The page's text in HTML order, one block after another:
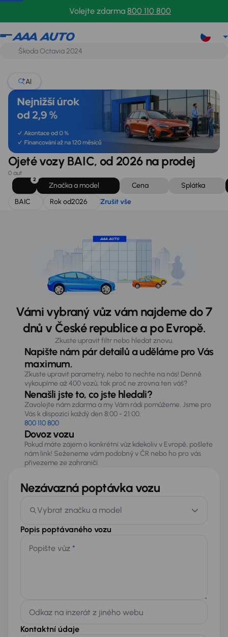
Volejte zdarma 800 110 800
BAIC
AI
Ojeté vozy BAIC, od 2026 na prodej
0 aut
2
Značka a model Cena
Splátka
BAIC
Rok od2026 Zrušit vše
Vámi vybraný vůz vám najdeme do 7
dnů v České republice a po Evropě.
Zkuste upravit filtr nebo hledat znovu.
Napište nám pár detailů a uděláme pro Vás
maximum.
Zkuste upravit parametry, nebo to nechte na nás! Denně
vykoupíme až 400 vozů, tak proč ne zrovna ten váš?
Nenašli jste to, co jste hledali?
Zavolejte nám zdarma a my Vám rádi pomůžeme. Jsme pro
Vás k dispozici každý den 8:00 - 21:00.
800 110 800
Dovoz vozu
Pokud máte zájem o konkrétní vůz kdekoliv v Evropě, pošlete
nám link! Seženeme vám podobný v ČR nebo ho pro vás
přivezeme ze zahraničí.
Nezávazná poptávka vozu
Vybrat značku a model
Popis poptávaného vozu
Popište vůz *
Odkaz na inzerát z jiného webu
Kontaktní údaje